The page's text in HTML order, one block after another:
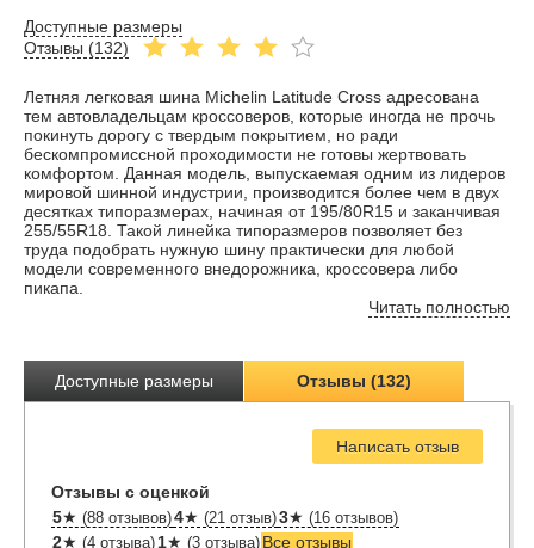
Доступные размеры
Отзывы (132)
Летняя легковая шина Michelin Latitude Cross адресована
тем автовладельцам кроссоверов, которые иногда не прочь
покинуть дорогу с твердым покрытием, но ради
бескомпромиссной проходимости не готовы жертвовать
комфортом. Данная модель, выпускаемая одним из лидеров
мировой шинной индустрии, производится более чем в двух
десятках типоразмерах, начиная от 195/80R15 и заканчивая
255/55R18. Такой линейка типоразмеров позволяет без
труда подобрать нужную шину практически для любой
модели современного внедорожника, кроссовера либо
пикапа.
Читать полностью
Доступные размеры Отзывы (132)
Написать отзыв
Отзывы с оценкой
5★ (88 отзывов)4★ (21 отзыв)3★ (16 отзывов)
2★ (4 отзыва) 1★ (3 отзыва) Все отзывы